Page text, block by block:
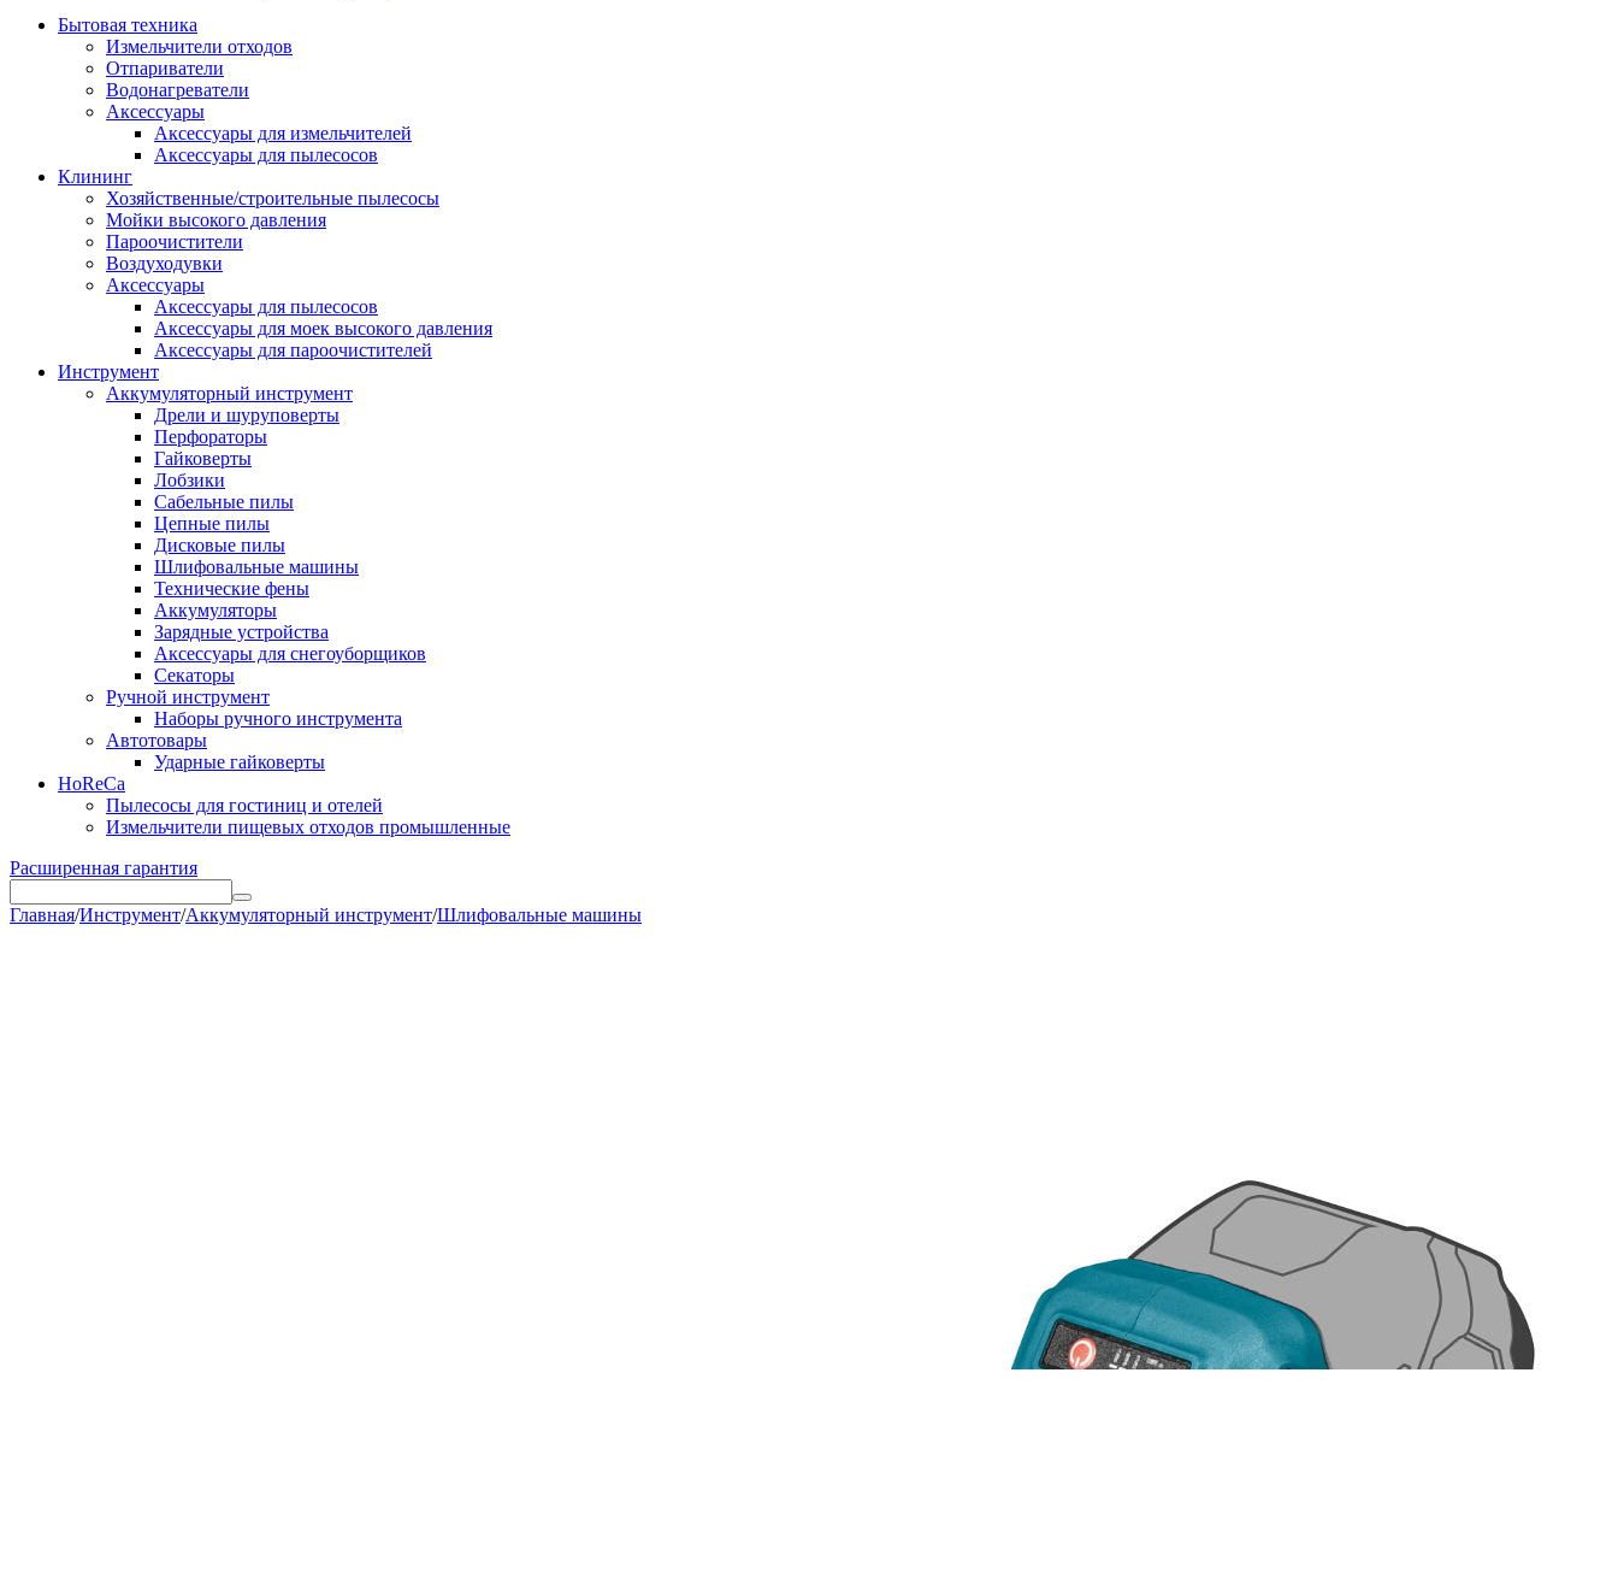
Бытовая техника
Измельчители отходов
Отпариватели
Водонагреватели
Аксессуары
Аксессуары для измельчителей
Аксессуары для пылесосов
Клининг
Хозяйственные/строительные пылесосы
Мойки высокого давления
Пароочистители
Воздуходувки
Аксессуары
Аксессуары для пылесосов
Аксессуары для моек высокого давления
Аксессуары для пароочистителей
Инструмент
Аккумуляторный инструмент
Дрели и шуруповерты
Перфораторы
Гайковерты
Лобзики
Сабельные пилы
Цепные пилы
Дисковые пилы
Шлифовальные машины
Технические фены
Аккумуляторы
Зарядные устройства
Аксессуары для снегоуборщиков
Секаторы
Ручной инструмент
Наборы ручного инструмента
Автотовары
Ударные гайковерты
HoReCa
Пылесосы для гостиниц и отелей
Измельчители пищевых отходов промышленные
Расширенная гарантия
Главная/Инструмент/Аккумуляторный инструмент/Шлифовальные машины